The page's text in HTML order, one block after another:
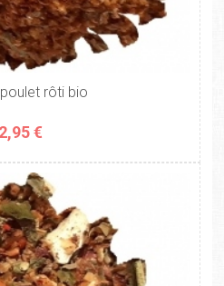
rôti bio
2,95 €